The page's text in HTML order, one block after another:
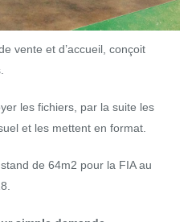
vente et d’accueil, conçoit
les fichiers, par la suite les
et les mettent en format.
de 64m2 pour la FIA au